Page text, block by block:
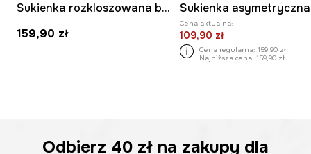
Sukienka rozkloszowana bawełniana w paski
159,90 zł
Cena aktualna:
109,90 zł
Cena regularna: 159,90 zł
Najniższa cena: 159,90 zł
Odbierz 40 zł na zakupy dla